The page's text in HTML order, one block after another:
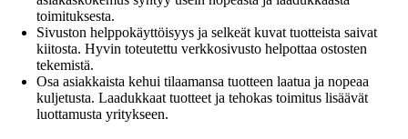
toimituksesta.
Sivuston helppokäyttöisyys ja selkeät kuvat tuotteista saivat
kiitosta. Hyvin toteutettu verkkosivusto helpottaa ostosten
tekemistä.
Osa asiakkaista kehui tilaamansa tuotteen laatua ja nopeaa
kuljetusta. Laadukkaat tuotteet ja tehokas toimitus lisäävät
luottamusta yritykseen.